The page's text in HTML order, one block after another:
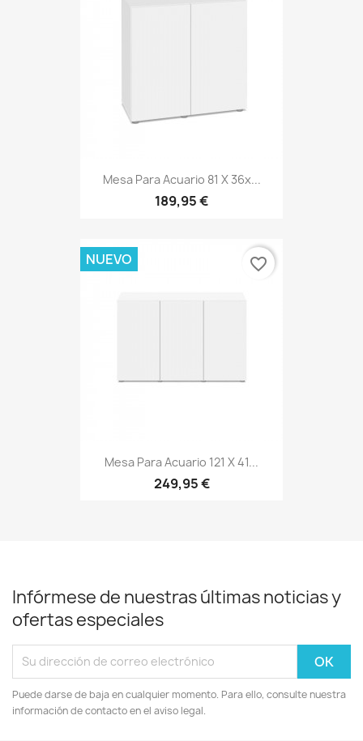
Mesa Para Acuario 81 X 36x...
189,95 €
Mesa Para Acuario 121 X 41...
249,95 €
NUEVO favorite_border
Infórmese de nuestras últimas noticias y
ofertas especiales
Puede darse de baja en cualquier momento. Para ello, consulte nuestra
información de contacto en el aviso legal.